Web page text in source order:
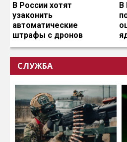
В России хотят
узаконить
автоматические
штрафы с дронов
В
СЛУЖБА